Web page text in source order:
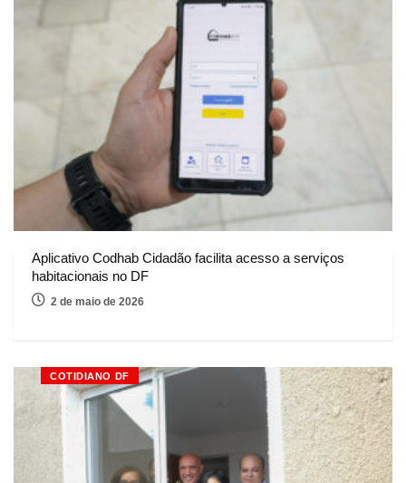
Aplicativo Codhab Cidadão facilita acesso a serviços
habitacionais no DF
2 de maio de 2026
COTIDIANO DF